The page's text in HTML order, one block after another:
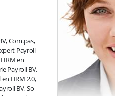
Com.pas,
Payroll
HRM en
Payroll BV,
en HRM 2.0,
BV, So